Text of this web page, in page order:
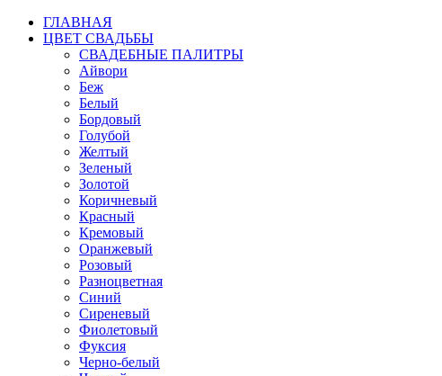
ГЛАВНАЯ
ЦВЕТ СВАДЬБЫ
СВАДЕБНЫЕ ПАЛИТРЫ
Айвори
Беж
Белый
Бордовый
Голубой
Желтый
Зеленый
Золотой
Коричневый
Красный
Кремовый
Оранжевый
Розовый
Разноцветная
Синий
Сиреневый
Фиолетовый
Фуксия
Черно-белый